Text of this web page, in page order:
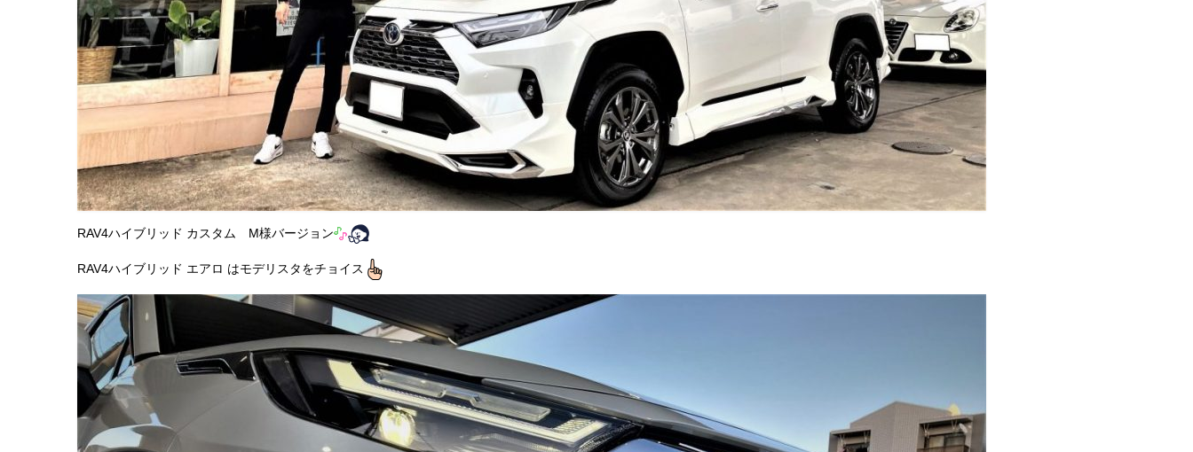
RAV4ハイブリッド カスタム M様バージョン
RAV4ハイブリッド エアロ はモデリスタをチョイス